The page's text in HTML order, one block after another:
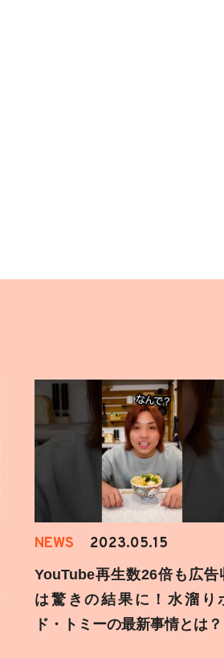
NEWS 2023.05.15
YouTube再生数26倍も広告
は驚きの結果に！水溜り
ド・トミーの最新事情とは？